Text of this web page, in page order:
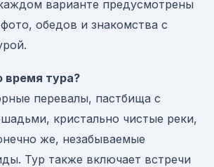
варианте предусмотрены
обедов и знакомства с
время тура?
перевалы, пастбища с
кристально чистые реки,
же, незабываемые
Тур также включает встречи